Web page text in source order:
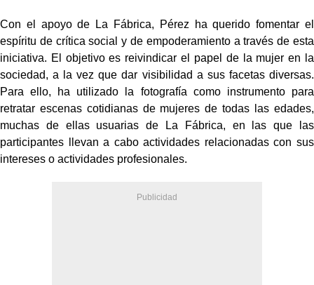
Con el apoyo de La Fábrica, Pérez ha querido fomentar el
espíritu de crítica social y de empoderamiento a través de esta
iniciativa. El objetivo es reivindicar el papel de la mujer en la
sociedad, a la vez que dar visibilidad a sus facetas diversas.
Para ello, ha utilizado la fotografía como instrumento para
retratar escenas cotidianas de mujeres de todas las edades,
muchas de ellas usuarias de La Fábrica, en las que las
participantes llevan a cabo actividades relacionadas con sus
intereses o actividades profesionales.